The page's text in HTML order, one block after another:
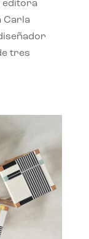
editora
Carla
tres